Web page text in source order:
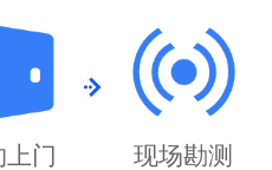
上门 现场勘测